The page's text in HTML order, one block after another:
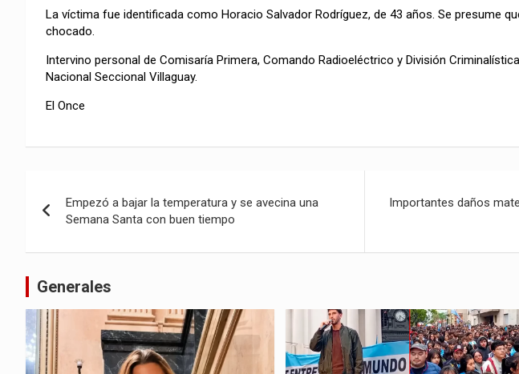
La víctima fue identificada como Horacio Salvador Rodríguez, de 43 años. Se presume
chocado.
Intervino personal de Comisaría Primera, Comando Radioeléctrico y División
Nacional Seccional Villaguay.
El Once
de
entradas
Empezó a bajar la temperatura y se avecina una
Semana Santa con buen tiempo
Importantes daños
Generales